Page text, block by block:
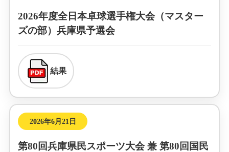
2026年度全日本卓球選手権大会（マスター
ズの部）兵庫県予選会
結果
2026年6月21日
第80回兵庫県民スポーツ大会 兼 第80回国民